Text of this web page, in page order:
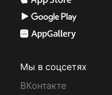
Мы в соцсетях
ВКонтакте